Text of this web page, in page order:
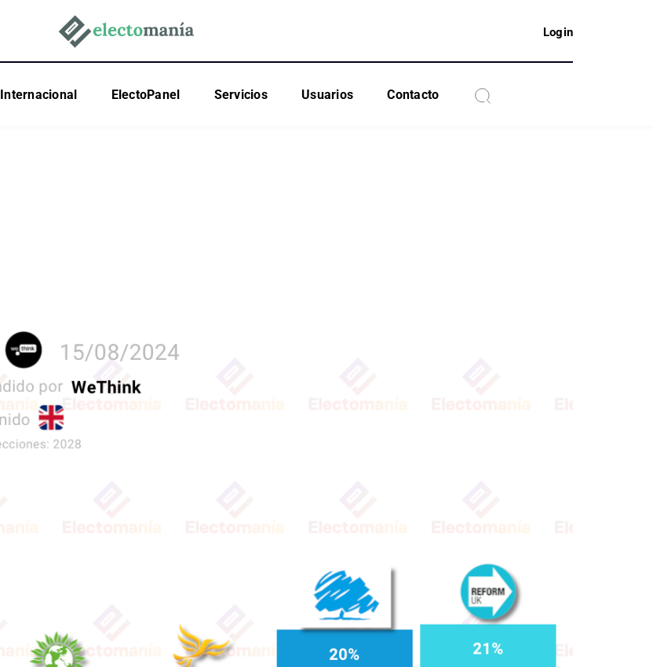
Login
Internacional ElectoPanel Servicios Usuarios Contacto